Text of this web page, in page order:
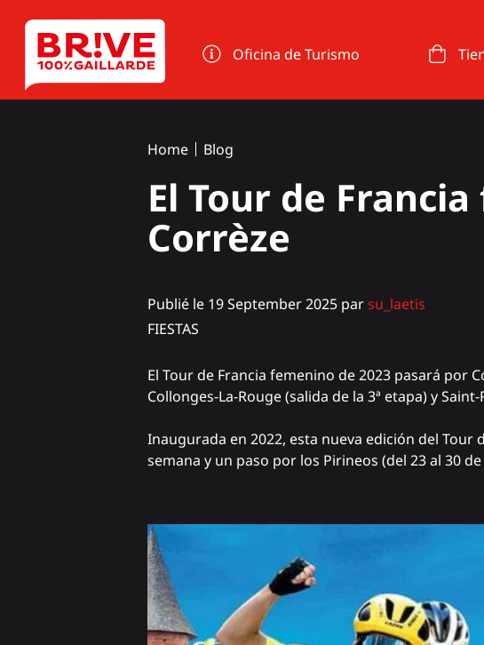
Oficina de Turismo
Home Blog
El Tour de
Corrèze
Publié le 19 September 2025 parsu_laetis
FIESTAS
El Tour de Francia femenino de 2023 pasará por
Collonges-La-Rouge(salida de la 3ª etapa) y
Inaugurada en 2022, esta nueva edición del Tour
semana y un paso por los Pirineos (del 23 al 30